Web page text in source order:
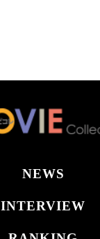
NEWS
INTERVIEW